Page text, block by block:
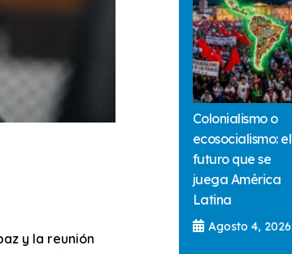
y la reunión
Colonialismo o
ecosocialismo: el
futuro que se
juega América
Latina
Agosto 4, 2026